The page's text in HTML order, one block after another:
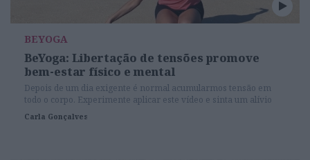
BEYOGA
BeYoga: Libertação de tensões promove
bem-estar físico e mental
Depois de um dia exigente é normal acumularmos tensão em
todo o corpo. Experimente aplicar este vídeo e sinta um alívio
imediato. Liberte-se da rigidez física e mental, dedicando um
momento ao seu bem-estar. Pratique Yoga e transporte um
Carla Gonçalves